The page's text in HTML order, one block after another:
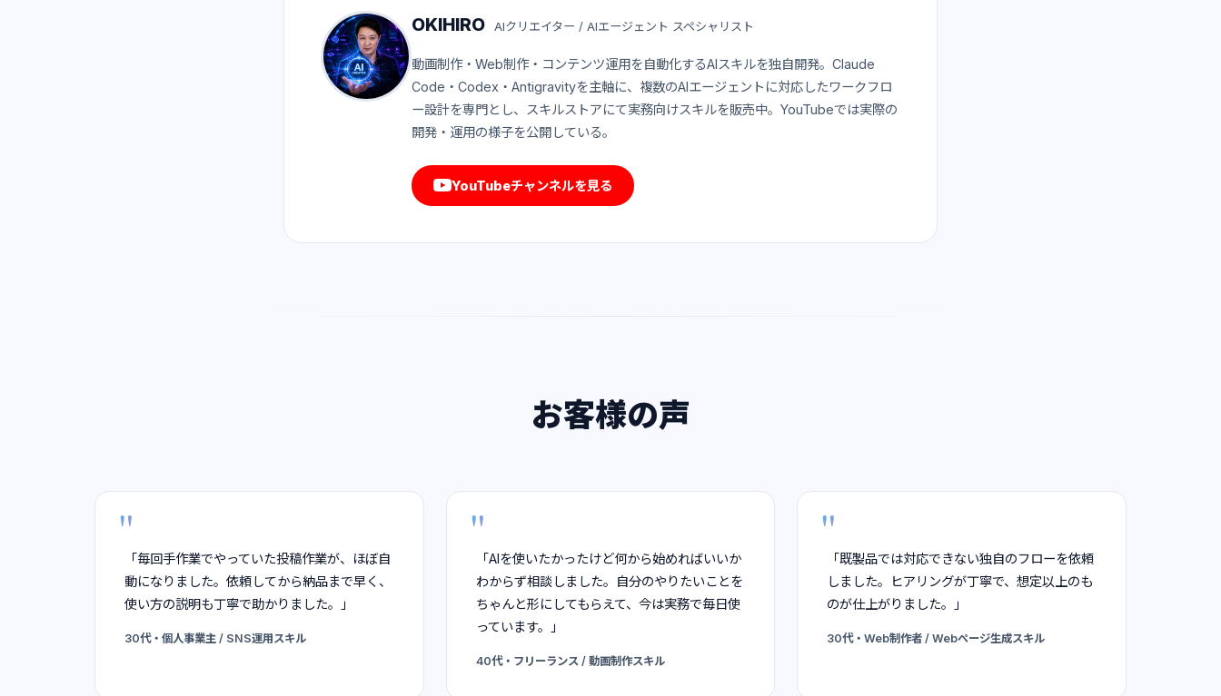
OKIHIRO AIクリエイター /AIエージェント スペシャリスト
動画制作・Web制作・コンテンツ運用を自動化するAIスキルを独自開発。Claude
Code・Codex・Antigravityを主軸に、複数のAIエージェントに対応したワークフロ
ー設計を専門とし、スキルストアにて実務向けスキルを販売中。YouTubeでは実際の
開発・運用の様子を公開している。
YouTubeチャンネルを見る
お客様の声
「毎回手作業でやっていた投稿作業が、ほぼ自
動になりました。依頼してから納品まで早く、
使い方の説明も丁寧で助かりました。」
30代・個人事業主 / SNS運用スキル
「AIを使いたかったけど何から始めればいいか
わからず相談しました。自分のやりたいことを
ちゃんと形にしてもらえて、今は実務で毎日使
っています。」
40代・フリーランス / 動画制作スキル
「既製品では対応できない独自のフローを依頼
しました。ヒアリングが丁寧で、想定以上のも
のが仕上がりました。」
30代・Web制作者 / Webページ生成スキル